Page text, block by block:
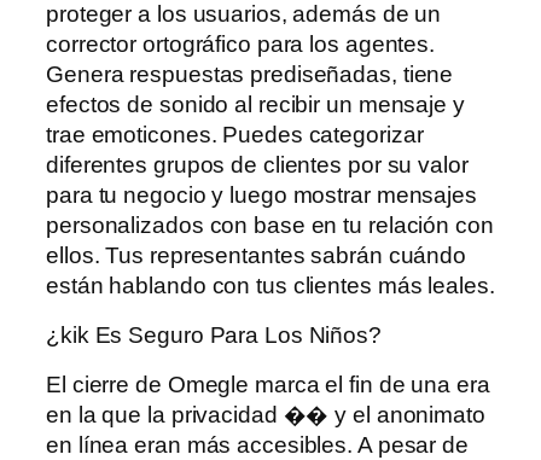
proteger a los usuarios, además de un
corrector ortográfico para los agentes.
Genera respuestas prediseñadas, tiene
efectos de sonido al recibir un mensaje y
trae emoticones. Puedes categorizar
diferentes grupos de clientes por su valor
para tu negocio y luego mostrar mensajes
personalizados con base ​​en tu relación con
ellos. Tus representantes sabrán cuándo
están hablando con tus clientes más leales.
¿kik Es Seguro Para Los Niños?
El cierre de Omegle marca el fin de una era
en la que la privacidad �� y el anonimato
en línea eran más accesibles. A pesar de